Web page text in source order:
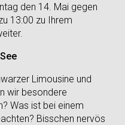
den 14. Mai gegen
13:00 zu Ihrem
Limousine und
wir besondere
Was ist bei einem
Bisschen nervös